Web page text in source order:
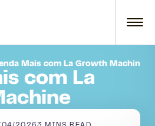
Mais com La Growth Machine
com La